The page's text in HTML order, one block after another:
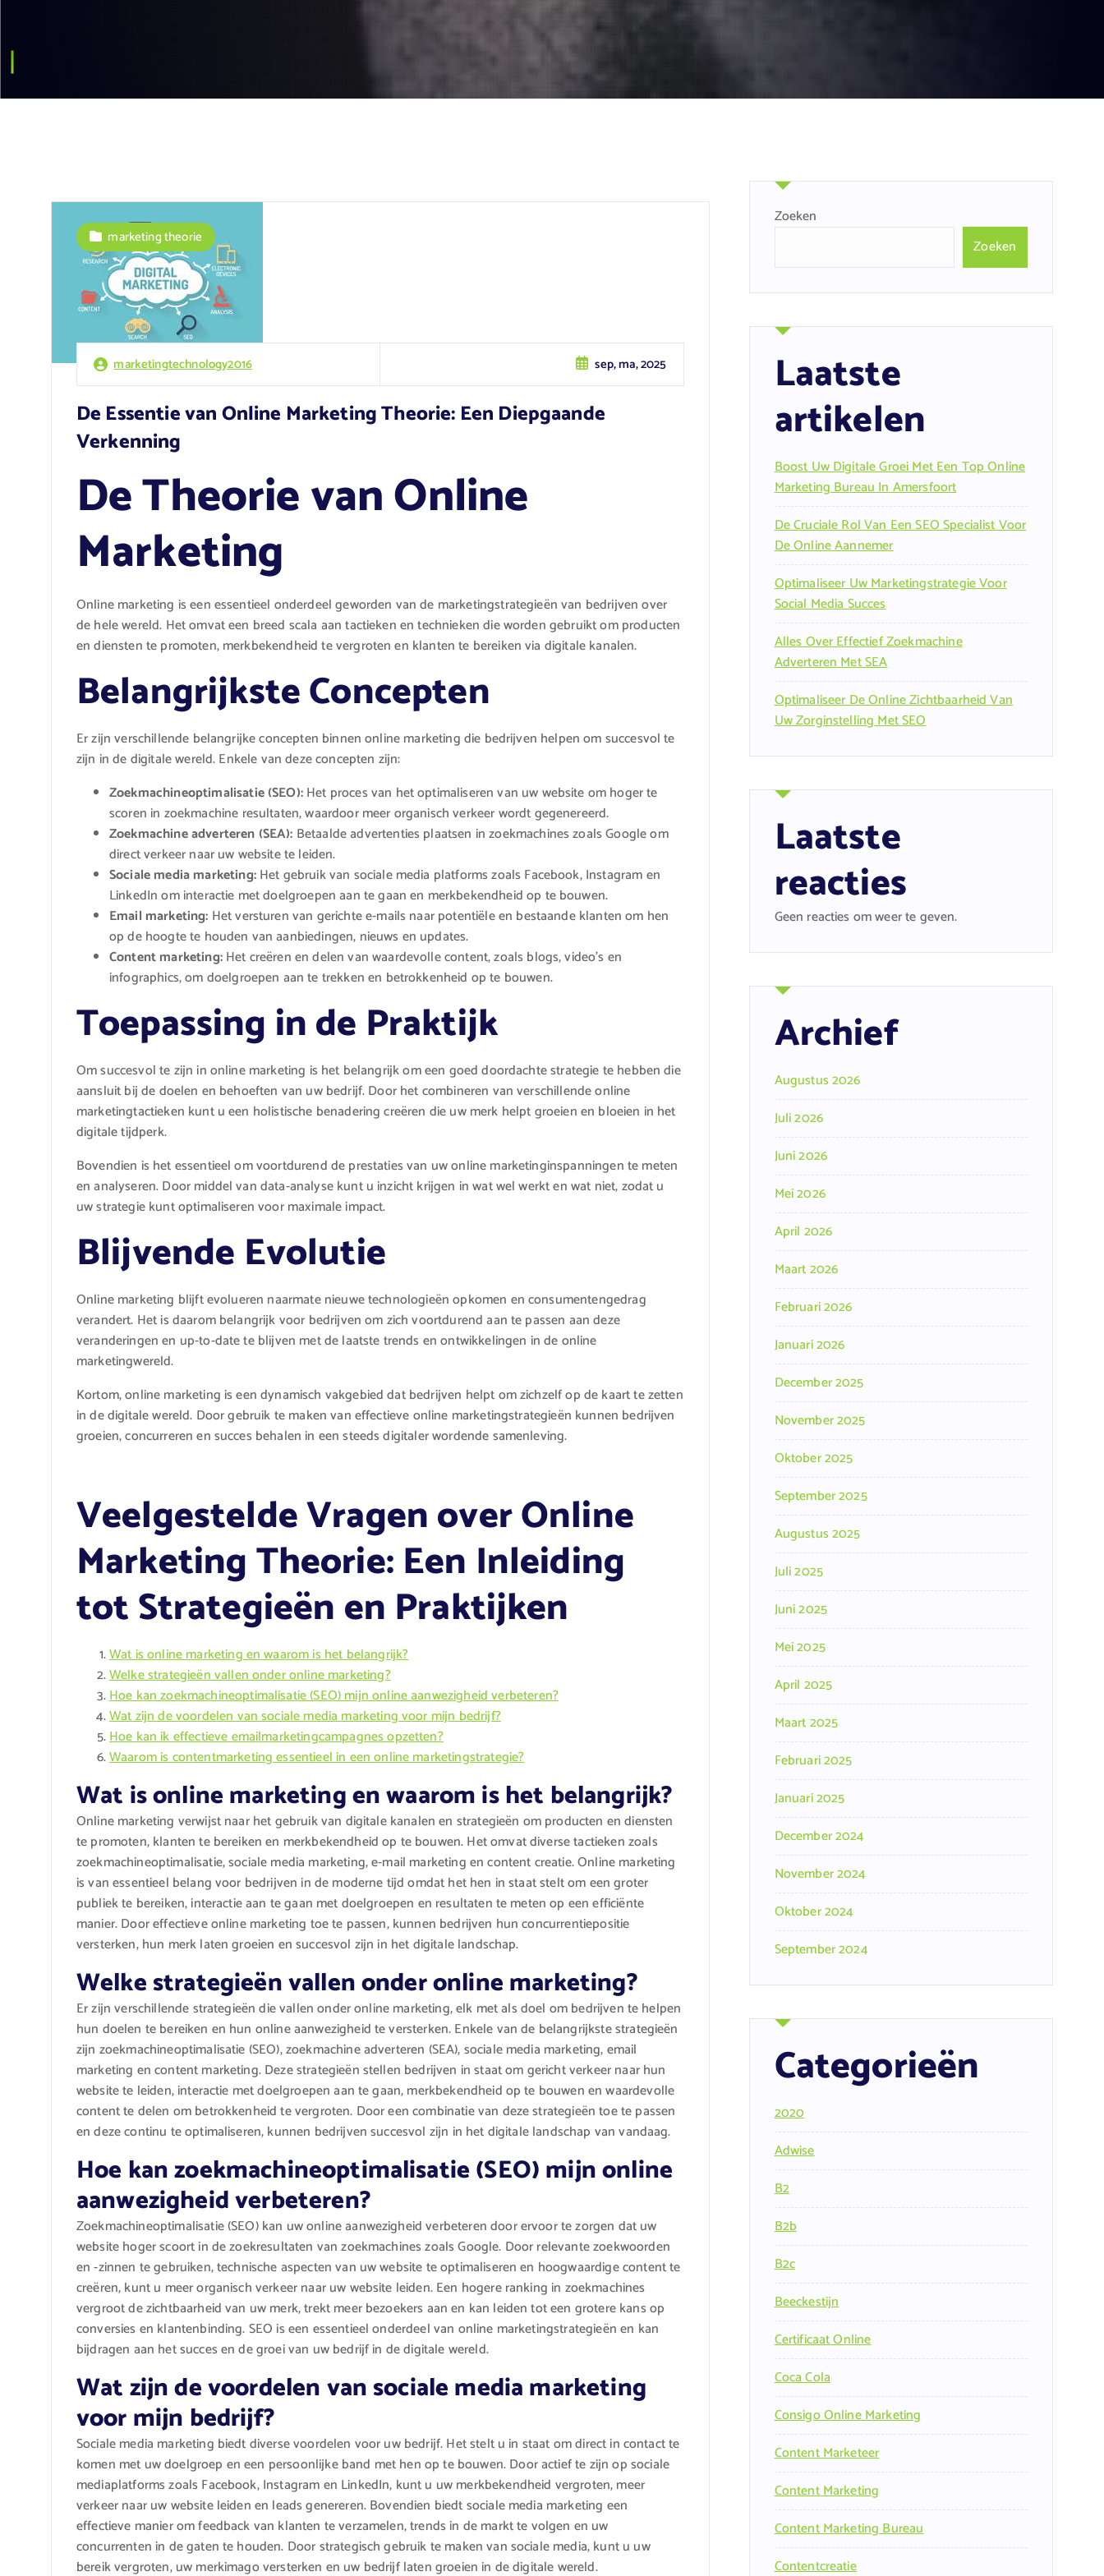
marketingtechnology2016 sep, ma, 2025
marketing theorie
De Essentie van Online Marketing Theorie: Een Diepgaande
Verkenning
De Theorie van Online
Marketing
Online marketing is een essentieel onderdeel geworden van de marketingstrategieën van bedrijven over
de hele wereld. Het omvat een breed scala aan tactieken en technieken die worden gebruikt om producten
en diensten te promoten, merkbekendheid te vergroten en klanten te bereiken via digitale kanalen.
Belangrijkste Concepten
Er zijn verschillende belangrijke concepten binnen online marketing die bedrijven helpen om succesvol te
zijn in de digitale wereld. Enkele van deze concepten zijn:
Zoekmachineoptimalisatie (SEO):Het proces van het optimaliseren van uw website om hoger te
scoren in zoekmachine resultaten, waardoor meer organisch verkeer wordt gegenereerd.
Zoekmachine adverteren (SEA): Betaalde advertenties plaatsen in zoekmachines zoals Google om
direct verkeer naar uw website te leiden.
Sociale media marketing:Het gebruik van sociale media platforms zoals Facebook, Instagram en
LinkedIn om interactie met doelgroepen aan te gaan en merkbekendheid op te bouwen.
Email marketing: Het versturen van gerichte e-mails naar potentiële en bestaande klanten om hen
op de hoogte te houden van aanbiedingen, nieuws en updates.
Content marketing:Het creëren en delen van waardevolle content, zoals blogs, video’s en
infographics, om doelgroepen aan te trekken en betrokkenheid op te bouwen.
Toepassing in de Praktijk
Om succesvol te zijn in online marketing is het belangrijk om een goed doordachte strategie te hebben die
aansluit bij de doelen en behoeften van uw bedrijf. Door het combineren van verschillende online
marketingtactieken kunt u een holistische benadering creëren die uw merk helpt groeien en bloeien in het
digitale tijdperk.
Bovendien is het essentieel om voortdurend de prestaties van uw online marketinginspanningen te meten
en analyseren. Door middel van data-analyse kunt u inzicht krijgen in wat wel werkt en wat niet, zodat u
uw strategie kunt optimaliseren voor maximale impact.
Blijvende Evolutie
Online marketing blijft evolueren naarmate nieuwe technologieën opkomen en consumentengedrag
verandert. Het is daarom belangrijk voor bedrijven om zich voortdurend aan te passen aan deze
veranderingen en up-to-date te blijven met de laatste trends en ontwikkelingen in de online
marketingwereld.
Kortom, online marketing is een dynamisch vakgebied dat bedrijven helpt om zichzelf op de kaart te zetten
in de digitale wereld. Door gebruik te maken van effectieve online marketingstrategieën kunnen bedrijven
groeien, concurreren en succes behalen in een steeds digitaler wordende samenleving.
Veelgestelde Vragen over Online
Marketing Theorie: Een Inleiding
tot Strategieën en Praktijken
Wat is online marketing en waarom is het belangrijk?
Welke strategieën vallen onder online marketing?
Hoe kan zoekmachineoptimalisatie (SEO) mijn online aanwezigheid verbeteren?
Wat zijn de voordelen van sociale media marketing voor mijn bedrijf?
Hoe kan ik effectieve emailmarketingcampagnes opzetten?
Waarom is contentmarketing essentieel in een online marketingstrategie?
Wat is online marketing en waarom is het belangrijk?
Online marketing verwijst naar het gebruik van digitale kanalen en strategieën om producten en diensten
te promoten, klanten te bereiken en merkbekendheid op te bouwen. Het omvat diverse tactieken zoals
zoekmachineoptimalisatie, sociale media marketing, e-mail marketing en content creatie. Online marketing
is van essentieel belang voor bedrijven in de moderne tijd omdat het hen in staat stelt om een groter
publiek te bereiken, interactie aan te gaan met doelgroepen en resultaten te meten op een efficiënte
manier. Door effectieve online marketing toe te passen, kunnen bedrijven hun concurrentiepositie
versterken, hun merk laten groeien en succesvol zijn in het digitale landschap.
Welke strategieën vallen onder online marketing?
Er zijn verschillende strategieën die vallen onder online marketing, elk met als doel om bedrijven te helpen
hun doelen te bereiken en hun online aanwezigheid te versterken. Enkele van de belangrijkste strategieën
zijn zoekmachineoptimalisatie (SEO), zoekmachine adverteren (SEA), sociale media marketing, email
marketing en content marketing. Deze strategieën stellen bedrijven in staat om gericht verkeer naar hun
website te leiden, interactie met doelgroepen aan te gaan, merkbekendheid op te bouwen en waardevolle
content te delen om betrokkenheid te vergroten. Door een combinatie van deze strategieën toe te passen
en deze continu te optimaliseren, kunnen bedrijven succesvol zijn in het digitale landschap van vandaag.
Hoe kan zoekmachineoptimalisatie (SEO) mijn online
aanwezigheid verbeteren?
Zoekmachineoptimalisatie (SEO) kan uw online aanwezigheid verbeteren door ervoor te zorgen dat uw
website hoger scoort in de zoekresultaten van zoekmachines zoals Google. Door relevante zoekwoorden
en -zinnen te gebruiken, technische aspecten van uw website te optimaliseren en hoogwaardige content te
creëren, kunt u meer organisch verkeer naar uw website leiden. Een hogere ranking in zoekmachines
vergroot de zichtbaarheid van uw merk, trekt meer bezoekers aan en kan leiden tot een grotere kans op
conversies en klantenbinding. SEO is een essentieel onderdeel van online marketingstrategieën en kan
bijdragen aan het succes en de groei van uw bedrijf in de digitale wereld.
Wat zijn de voordelen van sociale media marketing
voor mijn bedrijf?
Sociale media marketing biedt diverse voordelen voor uw bedrijf. Het stelt u in staat om direct in contact te
komen met uw doelgroep en een persoonlijke band met hen op te bouwen. Door actief te zijn op sociale
mediaplatforms zoals Facebook, Instagram en LinkedIn, kunt u uw merkbekendheid vergroten, meer
verkeer naar uw website leiden en leads genereren. Bovendien biedt sociale media marketing een
effectieve manier om feedback van klanten te verzamelen, trends in de markt te volgen en uw
concurrenten in de gaten te houden. Door strategisch gebruik te maken van sociale media, kunt u uw
bereik vergroten, uw merkimago versterken en uw bedrijf laten groeien in de digitale wereld.
Zoeken
Zoeken
Laatste
artikelen
Boost Uw Digitale Groei Met Een Top Online
Marketing Bureau In Amersfoort
De Cruciale Rol Van Een SEO Specialist Voor
De Online Aannemer
Optimaliseer Uw Marketingstrategie Voor
Social Media Succes
Alles Over Effectief Zoekmachine
Adverteren Met SEA
Optimaliseer De Online Zichtbaarheid Van
Uw Zorginstelling Met SEO
Laatste
reacties
Geen reacties om weer te geven.
Archief
Augustus 2026
Juli 2026
Juni 2026
Mei 2026
April 2026
Maart 2026
Februari 2026
Januari 2026
December 2025
November 2025
Oktober 2025
September 2025
Augustus 2025
Juli 2025
Juni 2025
Mei 2025
April 2025
Maart 2025
Februari 2025
Januari 2025
December 2024
November 2024
Oktober 2024
September 2024
Categorieën
2020
Adwise
B2
B2b
B2c
Beeckestijn
Certificaat Online
Coca Cola
Consigo Online Marketing
Content Marketeer
Content Marketing
Content Marketing Bureau
Contentcreatie